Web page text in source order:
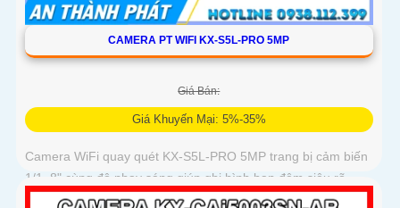
CAMERA PT WIFI KX-S5L-PRO 5MP
Giá Bán:
Giá Khuyến Mại: 5%-35%
Camera WiFi quay quét KX-S5L-PRO 5MP trang bị cảm biến
1/1. 8" cùng độ nhạy sáng giúp ghi hình ban đêm siêu rõ.
Tích hợp Auto Tracking, phát hiện người, phương tiện, quay